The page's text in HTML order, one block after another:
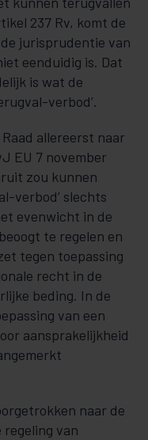
237 Rv, komt de
jurisprudentie van
eenduidig is. Dat
is wat de
verbod’.
allereerst naar
EU 7 november
zou kunnen
verbod’ slechts
evenwicht in de
te regelen en
tegen toepassing
recht in de
beding. In de
van een
aansprakelijkheid
naar de
van